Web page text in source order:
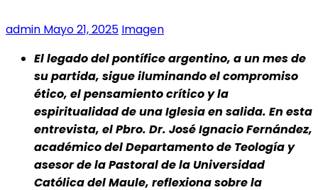
admin Mayo 21, 2025 Imagen
El legado del pontífice argentino, a un mes de
su partida, sigue iluminando el compromiso
ético, el pensamiento crítico y la
espiritualidad de una Iglesia en salida. En esta
entrevista, el Pbro. Dr. José Ignacio Fernández,
académico del Departamento de Teología y
asesor de la Pastoral de la Universidad
Católica del Maule, reflexiona sobre la